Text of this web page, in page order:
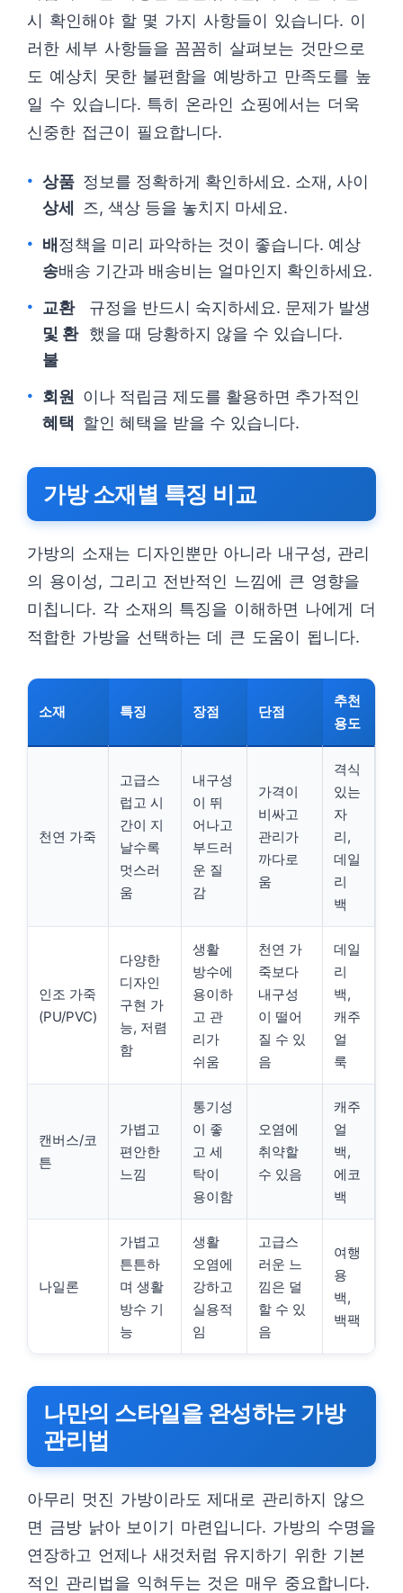
시 확인해야 할 몇 가지 사항들이 있습니다. 이
러한 세부 사항들을 꼼꼼히 살펴보는 것만으로
도 예상치 못한 불편함을 예방하고 만족도를 높
일 수 있습니다. 특히 온라인 쇼핑에서는 더욱
신중한 접근이 필요합니다.
상품
상세
정보를 정확하게 확인하세요. 소재, 사이
즈, 색상 등을 놓치지 마세요.
배
송
정책을 미리 파악하는 것이 좋습니다. 예상
배송 기간과 배송비는 얼마인지 확인하세요.
교환
및 환
불
규정을 반드시 숙지하세요. 문제가 발생
했을 때 당황하지 않을 수 있습니다.
회원
혜택
이나 적립금 제도를 활용하면 추가적인
할인 혜택을 받을 수 있습니다.
가방 소재별 특징 비교
가방의 소재는 디자인뿐만 아니라 내구성, 관리
의 용이성, 그리고 전반적인 느낌에 큰 영향을
미칩니다. 각 소재의 특징을 이해하면 나에게 더
적합한 가방을 선택하는 데 큰 도움이 됩니다.
소재 특징 장점 단점
추천
용도
천연 가죽
고급스
럽고 시
간이 지
날수록
멋스러
움
내구성
이 뛰
어나고
부드러
운 질
감
가격이
비싸고
관리가
까다로
움
격식
있는
자
리,
데일
리
백
인조 가죽
(PU/PVC)
다양한
디자인
구현 가
능, 저렴
함
생활
방수에
용이하
고 관
리가
쉬움
천연 가
죽보다
내구성
이 떨어
질 수 있
음
데일
리
백,
캐주
얼
룩
캔버스/코
튼
가볍고
편안한
느낌
통기성
이 좋
고 세
탁이
용이함
오염에
취약할
수 있음
캐주
얼
백,
에코
백
나일론
가볍고
튼튼하
며 생활
방수 기
능
생활
오염에
강하고
실용적
임
고급스
러운 느
낌은 덜
할 수 있
음
여행
용
백,
백팩
나만의 스타일을 완성하는 가방
관리법
아무리 멋진 가방이라도 제대로 관리하지 않으
면 금방 낡아 보이기 마련입니다. 가방의 수명을
연장하고 언제나 새것처럼 유지하기 위한 기본
적인 관리법을 익혀두는 것은 매우 중요합니다.